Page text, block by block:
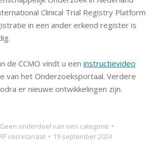
Clinical Trial Registry Platform
in een ander erkend register is
de CCMO vindt u een instructievideo
van het Onderzoeksportaal. Verdere
er nieuwe ontwikkelingen zijn.
Geen onderdeel van een categorie
secretariaat 19 september 2024